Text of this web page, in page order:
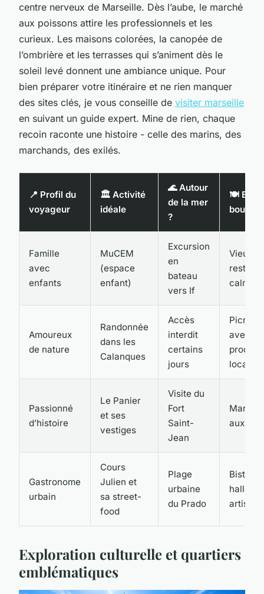
centre nerveux de Marseille. Dès l’aube, le marché
aux poissons attire les professionnels et les
curieux. Les maisons colorées, la canopée de
l’ombrière et les terrasses qui s’animent dès le
soleil levé donnent une ambiance unique. Pour
bien préparer votre itinéraire et ne rien manquer
des sites clés, je vous conseille de visiter marseille
en suivant un guide expert. Mine de rien, chaque
recoin raconte une histoire - celle des marins, des
marchands, des exilés.
📍 Profil du
voyageur
🏛️ Activité
idéale
🌊 Autour
de la mer
?
🍽️ Et la
bouffe ?
Famille
avec
enfants
MuCEM
(espace
enfant)
Excursion
en
bateau
vers If
Vieux-
calmes
Amoureux
de nature
Randonnée
dans les
Calanques
Accès
interdit
certains
jours
Picnic
avec
produits
locaux
Passionné
d’histoire
Le Panier
et ses
vestiges
Visite du
Fort
Saint-
Jean
Marché
aux
Gastronome
urbain
Cours
Julien et
sa street-
food
Plage
urbaine
du Prado
Bistros
halles
Exploration culturelle et quartiers
emblématiques